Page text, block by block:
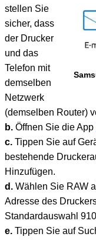
stellen Sie
sicher, dass
der Drucker
und das
Telefon mit
demselben
Netzwerk
(demselben Router)
b. Öffnen Sie die App
c. Tippen Sie auf
bestehende
Hinzufügen.
d. Wählen Sie RAW
Adresse des
Standardauswahl
e. Tippen Sie auf